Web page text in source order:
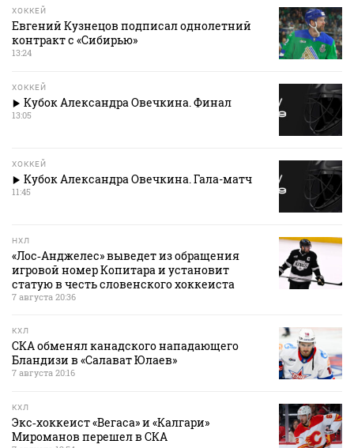
ХОККЕЙ
Евгений Кузнецов подписал однолетний
контракт с «Сибирью»
13:24
ХОККЕЙ
Кубок Александра Овечкина. Финал
13:05
ХОККЕЙ
Кубок Александра Овечкина. Гала-матч
11:45
НХЛ
«Лос‑Анджелес» выведет из обращения
игровой номер Копитара и установит
статую в честь словенского хоккеиста
7 августа 20:36
КХЛ
СКА обменял канадского нападающего
Бландизи в «Салават Юлаев»
7 августа 20:16
КХЛ
Экс‑хоккеист «Вегаса» и «Калгари»
Мироманов перешел в СКА